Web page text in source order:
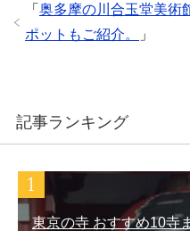
「 奥多摩の川合玉堂美術
ポットもご紹介。
」
記事ランキング
東京の寺 おすすめ10寺